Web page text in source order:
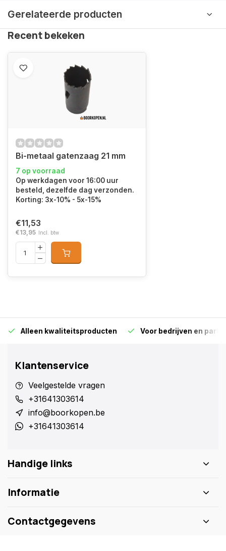
Gerelateerde producten
Recent bekeken
Bi-metaal gatenzaag 21 mm
7 op voorraad
Op werkdagen voor 16:00 uur
besteld, dezelfde dag verzonden.
Korting: 3x-10% - 5x-15%
€11,53
€13,95 Incl. btw
Alleen kwaliteitsproducten Voor bedrijven en
Klantenservice
Veelgestelde vragen
+31641303614
info@boorkopen.be
+31641303614
Handige links
Informatie
Contactgegevens